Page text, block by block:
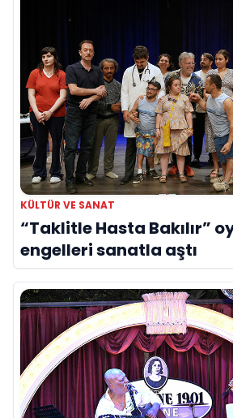
KÜLTÜR VE SANAT
“Taklitle Hasta Bakılır”
engelleri sanatla aştı